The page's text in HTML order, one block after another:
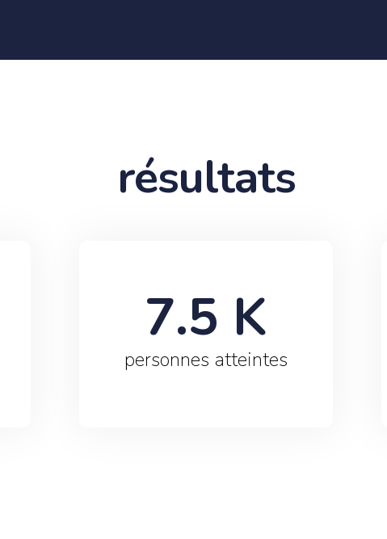
résultats
personnes atteintes
7.5 K